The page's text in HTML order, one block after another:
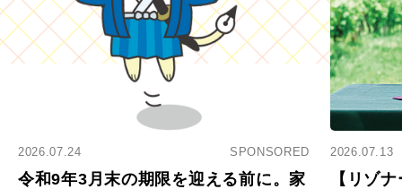
2026.07.24 SPONSORED
令和9年3月末の期限を迎える前に。家
2026.07.13
【リゾ